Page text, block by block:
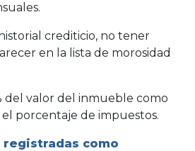
crediticio, no tener
en la lista de morosidad
del valor del inmueble como
el porcentaje de impuestos.
registradas como